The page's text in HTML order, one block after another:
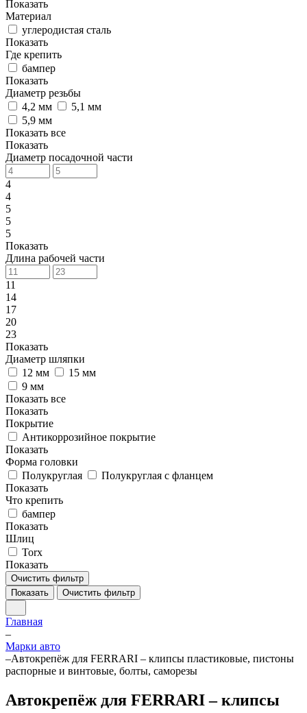
Показать
Материал
углеродистая сталь
Показать
Где крепить
бампер
Показать
Диаметр резьбы
4,2 мм
5,1 мм
5,9 мм
Показать все
Показать
Диаметр посадочной части
4
4
5
5
5
Показать
Длина рабочей части
11
14
17
20
23
Показать
Диаметр шляпки
12 мм
15 мм
9 мм
Показать все
Показать
Покрытие
Антикоррозийное покрытие
Показать
Форма головки
Полукруглая
Полукруглая с фланцем
Показать
Что крепить
бампер
Показать
Шлиц
Torx
Показать
Очистить фильтр
Показать
Очистить фильтр
Главная
–
Марки авто
–Автокрепёж для FERRARI – клипсы пластиковые, пистоны
распорные и винтовые, болты, саморезы
Автокрепёж для FERRARI – клипсы